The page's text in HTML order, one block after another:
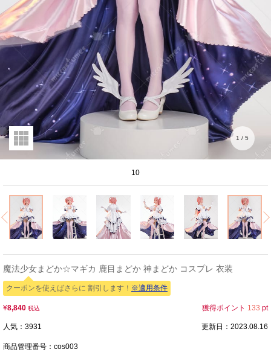
10
1 /5
魔法少女まどか☆マギカ 鹿目まどか 神まどか コスプレ 衣装
クーポンを使えばさらに 割引します！ ※適用条件
¥8,840 税込 獲得ポイント 133 pt
人気：3931 更新日：2023.08.16
商品管理番号： cos003